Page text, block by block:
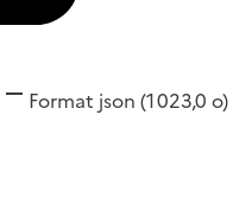
Format json (1 023,0 o)